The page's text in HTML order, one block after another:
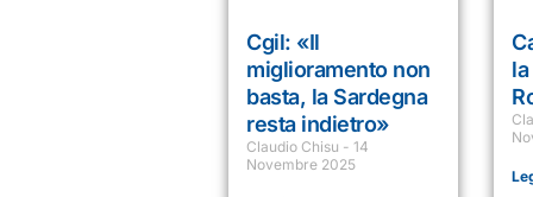
Cgil: «Il
miglioramento non
basta, la Sardegna
resta indietro»
Claudio Chisu
14
Novembre 2025